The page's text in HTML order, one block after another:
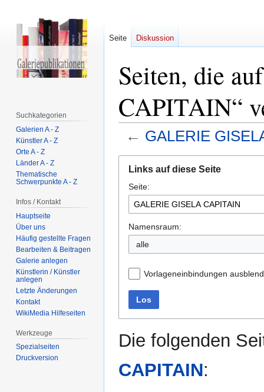
Seiten, die
CAPITAIN“
← GALERIE
Navigation
springen
Suche
springen
Links auf diese Seite
Seite:
Namensraum:
alle
Vorlageneinbindungen
Los
Die folgenden
CAPITAIN:
Seite Diskussion
Suchkategorien
Galerien A - Z
Künstler A - Z
Orte A - Z
Länder A - Z
Thematische
Schwerpunkte A - Z
Infos / Kontakt
Hauptseite
Über uns
Häufig gestellte Fragen
Bearbeiten & Beitragen
Galerie anlegen
Künstlerin / Künstler
anlegen
Letzte Änderungen
Kontakt
WikiMedia Hilfeseiten
Werkzeuge
Spezialseiten
Druckversion